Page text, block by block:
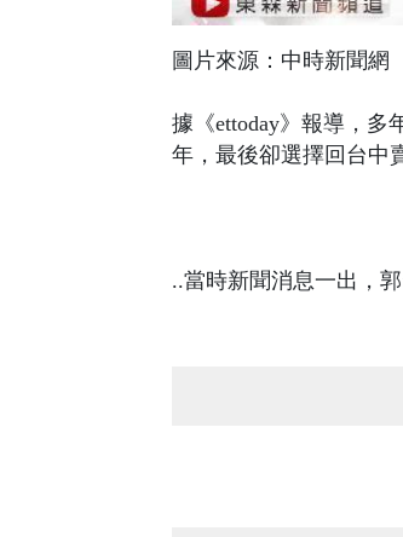
圖片來源：中時新聞網
據《ettoday》報導，多
年，最後卻選擇回台中
..當時新聞消息一出，